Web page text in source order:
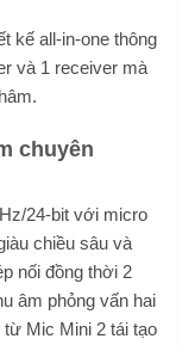
chuyên
24-bit với micro
chiều sâu và
nối đồng thời 2
âm phỏng vấn hai
Mic Mini 2 tái tạo